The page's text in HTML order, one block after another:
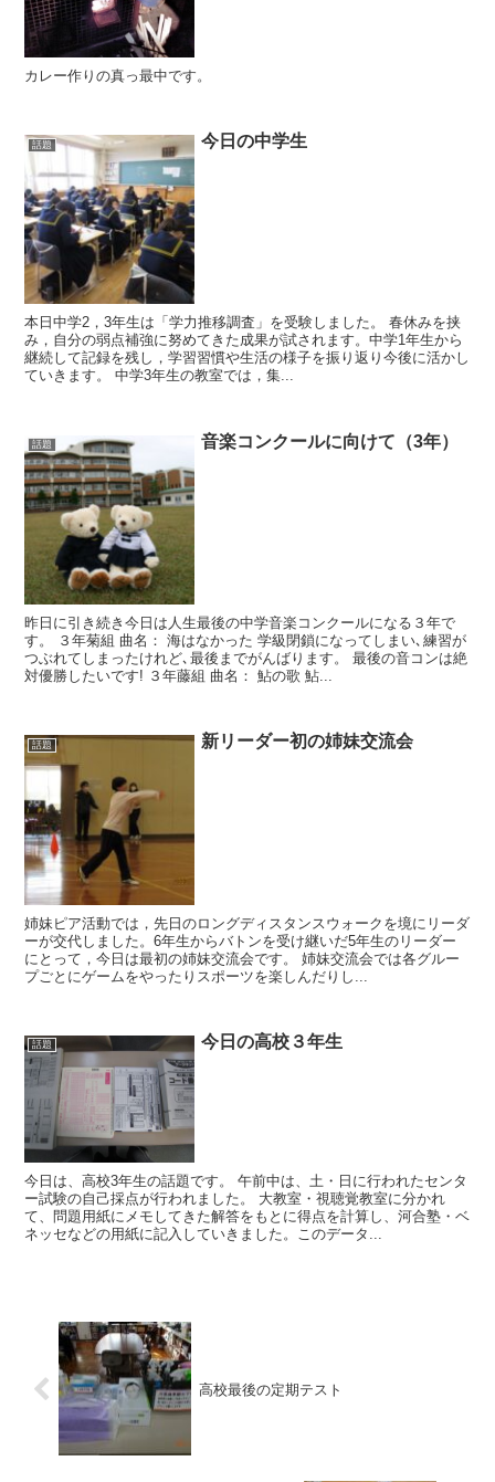
カレー作りの真っ最中です。
話題 今日の中学生
本日中学2，3年生は「学力推移調査」を受験しました。 春休みを挟
み，自分の弱点補強に努めてきた成果が試されます。中学1年生から
継続して記録を残し，学習習慣や生活の様子を振り返り今後に活かし
ていきます。 中学3年生の教室では，集...
話題 音楽コンクールに向けて（3年）
昨日に引き続き今日は人生最後の中学音楽コンクールになる３年で
す。 ３年菊組 曲名： 海はなかった 学級閉鎖になってしまい､練習が
つぶれてしまったけれど､最後までがんばります。 最後の音コンは絶
対優勝したいです! ３年藤組 曲名： 鮎の歌 鮎...
話題 新リーダー初の姉妹交流会
姉妹ピア活動では，先日のロングディスタンスウォークを境にリーダ
ーが交代しました。6年生からバトンを受け継いだ5年生のリーダー
にとって，今日は最初の姉妹交流会です。 姉妹交流会では各グルー
プごとにゲームをやったりスポーツを楽しんだりし...
話題 今日の高校３年生
今日は、高校3年生の話題です。 午前中は、土・日に行われたセンタ
ー試験の自己採点が行われました。 大教室・視聴覚教室に分かれ
て、問題用紙にメモしてきた解答をもとに得点を計算し、河合塾・ベ
ネッセなどの用紙に記入していきました。このデータ...
高校最後の定期テスト